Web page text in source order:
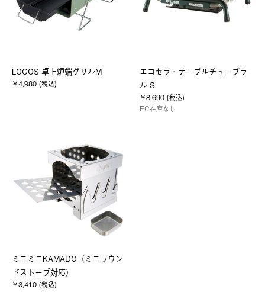
LOGOS 卓上炉端グリルM
￥4,980 (税込)
エコセラ・テーブルチューブラ
ル S
￥8,690 (税込)
EC在庫なし
ミニミニKAMADO（ミニラウン
ドストーブ対応）
￥3,410 (税込)